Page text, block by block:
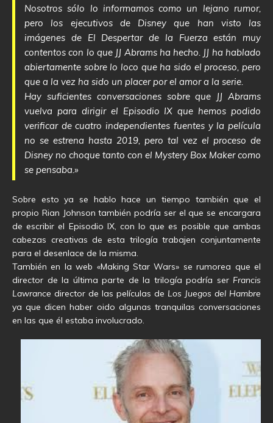
Nosotros sólo lo informamos como un lejano rumor,
pero los ejecutivos de Disney que han visto las
imágenes de El Despertar de la Fuerza están muy
contentos con lo que JJ Abrams ha hecho. JJ ha hablado
abiertamente sobre lo loco que ha sido el proceso, pero
que a la vez ha sido un placer por el amor a la serie.
Hay suficientes conversaciones sobre que JJ Abrams
vuelva para dirigir el Episodio IX que hemos podido
verificar de cuatro independientes fuentes y la película
no se estrena hasta 2019, pero tal vez el proceso de
Disney no choque tanto con el Mystery Box Maker como
se pensaba.»
Sobre esto ya se hablo hace un tiempo también que el
propio Rian Johnson también podría ser el que se encargara
de escribir el Episodio IX, con lo que es posible que ambas
cabezas creativas de esta trilogía trabajen conjuntamente
para el desenlace de la misma.
También en la web «Making Star Wars» se rumorea que el
director de la última parte de la trilogía podría ser Francis
Lawrance director de las películas de Los Juegos del Hambre
ya que dicen haber oido algunas tranquilas conversaciones
en las que él estaba involucrado.